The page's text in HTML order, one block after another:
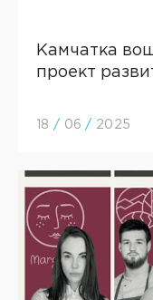
Камчатка
проект
18 / 06 / 2025